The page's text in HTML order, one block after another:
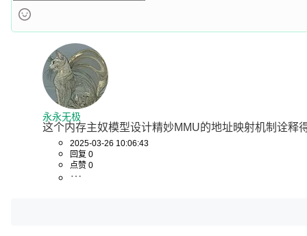
永永无极
这个内存主奴模型设计精妙MMU的地址映射机制诠释
2025-03-26 10:06:43
回复 0
点赞 0